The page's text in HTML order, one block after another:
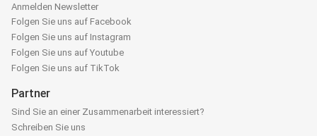
Anmelden Newsletter
Folgen Sie uns auf Facebook
Folgen Sie uns auf Instagram
Folgen Sie uns auf Youtube
Folgen Sie uns auf TikTok
Partner
Sind Sie an einer Zusammenarbeit interessiert?
Schreiben Sie uns